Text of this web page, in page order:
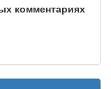
комментариях